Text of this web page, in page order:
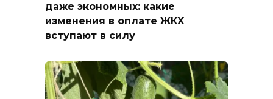
даже экономных: какие
изменения в оплате ЖКХ
вступают в силу